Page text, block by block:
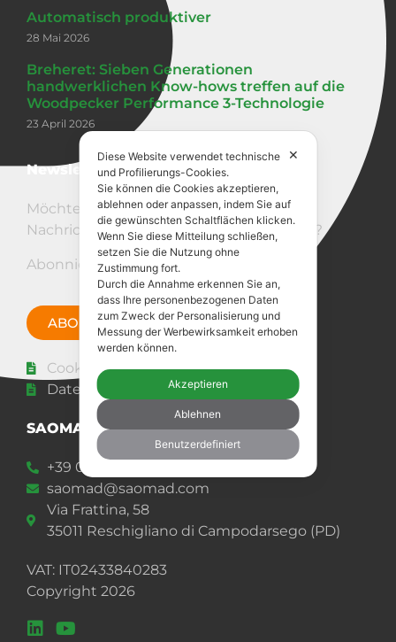
Automatisch produktiver
28 Mai 2026
Breheret: Sieben Generationen
handwerklichen Know-hows treffen auf die
Woodpecker Performance 3-Technologie
23 April 2026
Newsletter
Möchten Sie über unsere neuesten
Nachrichten auf dem Laufenden bleiben?
Abonnieren Sie den Newsletter!
ABONNIERE JETZT
Cookie-Richtlinie
Datenschutz-Bestimmungen
SAOMAD 2 s.r.l.
+39 049 92 00 977
saomad@saomad.com
Via Frattina, 58
35011 Reschigliano di Campodarsego (PD)
VAT: IT02433840283
Copyright 2026
✕
Diese Website verwendet technische
und Profilierungs-Cookies.
Sie können die Cookies akzeptieren,
ablehnen oder anpassen, indem Sie auf
die gewünschten Schaltflächen klicken.
Wenn Sie diese Mitteilung schließen,
setzen Sie die Nutzung ohne
Zustimmung fort.
Durch die Annahme erkennen Sie an,
dass Ihre personenbezogenen Daten
zum Zweck der Personalisierung und
Messung der Werbewirksamkeit erhoben
werden können.
Akzeptieren
Ablehnen
Benutzerdefiniert